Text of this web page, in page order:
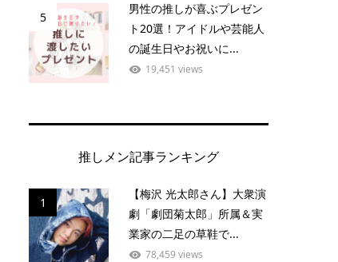
5
男性の推しが喜ぶプレゼン
ト20選！アイドルや芸能人
の誕生日やお祝いに...
19,451 views
推しメン記事ランキング
1
【梅沢 光太郎さん】大衆演
劇「劇団菊太郎」所属＆実
業家の二足の草鞋で...
78,459 views